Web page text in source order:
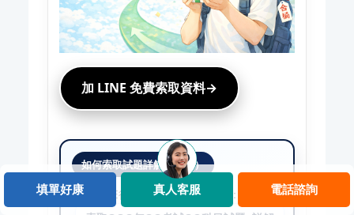
加 LINE 免費索取資料→
如何索取試題詳解（必看）
加入LINE後，複製下方文字留言：​​​​​
填單好康 真人客服 電話諮詢